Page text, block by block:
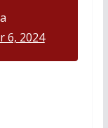
6, 2024